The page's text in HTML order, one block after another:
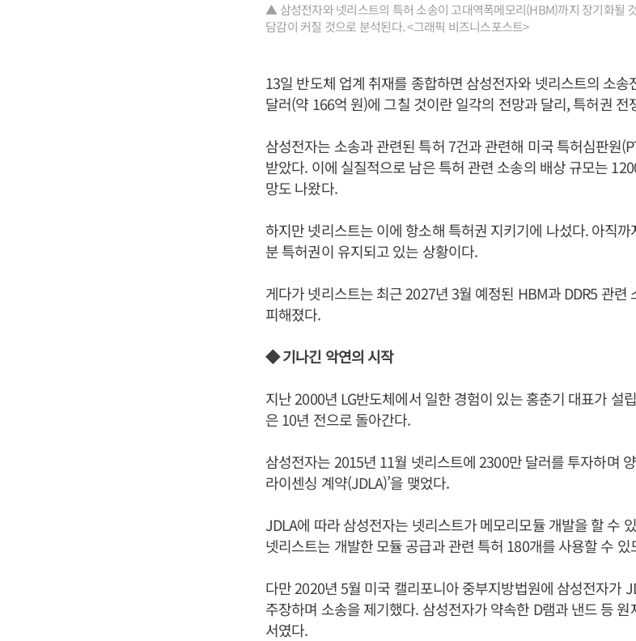
▲ 삼성전자와 넷리스트의 특허 소송이 고대역폭메모리(HBM)까지 장기화될
담감이 커질 것으로 분석된다. <그래픽 비즈니스포스트>
13일 반도체 업계 취재를 종합하면 삼성전자와 넷리스트의 소
달러(약 166억 원)에 그칠 것이란 일각의 전망과 달리, 특허권
삼성전자는 소송과 관련된 특허 7건과 관련해 미국 특허심판원
받았다. 이에 실질적으로 남은 특허 관련 소송의 배상 규모는
망도 나왔다.
하지만 넷리스트는 이에 항소해 특허권 지키기에 나섰다. 아직
분 특허권이 유지되고 있는 상황이다.
게다가 넷리스트는 최근 2027년 3월 예정된 HBM과 DDR5 관련
피해졌다.
◆ 기나긴 악연의 시작
지난 2000년 LG반도체에서 일한 경험이 있는 홍춘기 대표가 설
은 10년 전으로 돌아간다.
삼성전자는 2015년 11월 넷리스트에 2300만 달러를 투자하며
라이센싱 계약(JDLA)’을 맺었다.
JDLA에 따라 삼성전자는 넷리스트가 메모리모듈 개발을 할 수
넷리스트는 개발한 모듈 공급과 관련 특허 180개를 사용할 수 있
다만 2020년 5월 미국 캘리포니아 중부지방법원에 삼성전자가
주장하며 소송을 제기했다. 삼성전자가 약속한 D램과 낸드 등
서였다.